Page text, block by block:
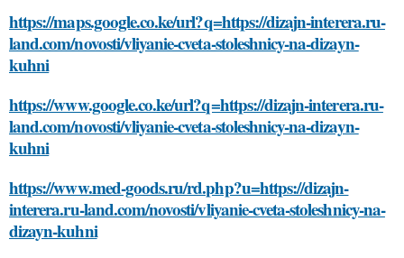
https://maps.google.co.ke/url?q=https://dizajn-interera.ru-
land.com/novosti/vliyanie-cveta-stoleshnicy-na-dizayn-
kuhni
https://www.google.co.ke/url?q=https://dizajn-interera.ru-
land.com/novosti/vliyanie-cveta-stoleshnicy-na-dizayn-
kuhni
https://www.med-goods.ru/rd.php?u=https://dizajn-
interera.ru-land.com/novosti/vliyanie-cveta-stoleshnicy-na-
dizayn-kuhni